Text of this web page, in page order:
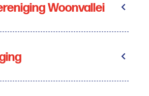
Woonvallei